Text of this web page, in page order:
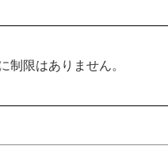
制限はありません。